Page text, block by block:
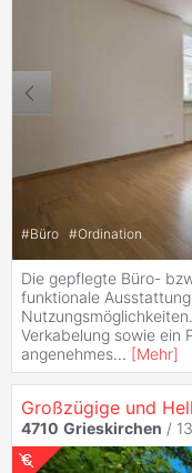
#Büro #Ordination
Die gepflegte Büro-
funktionale
Verkabelung sowie ein
angenehmes... [Mehr]
4710 Grieskirchen /